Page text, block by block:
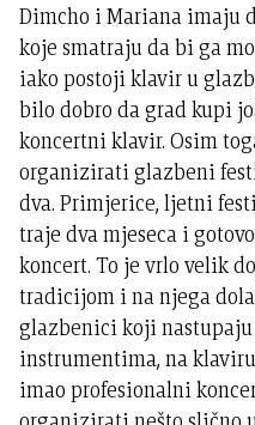
Dimcho i Mariana imaju
koje smatraju da bi ga
iako postoji klavir u
bilo dobro da grad kupi
koncertni klavir. Osim
organizirati glazbeni
dva. Primjerice, ljetni
traje dva mjeseca i
koncert. To je vrlo velik
tradicijom i na njega
glazbenici koji
instrumentima, na
imao profesionalni